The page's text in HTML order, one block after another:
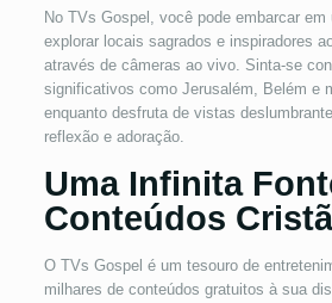
No TVs Gospel, você pode embarcar
explorar locais sagrados e inspiradores
através de câmeras ao vivo. Sinta-se
significativos como Jerusalém, Belém e
enquanto desfruta de vistas
reflexão e adoração.
Uma Infinita
Conteúdos
O TVs Gospel é um tesouro de
milhares de conteúdos gratuitos à sua